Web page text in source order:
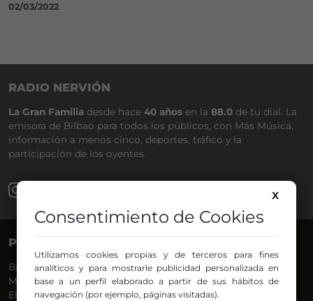
02/03/2022
RADIO NERVIÓN
La Gran Familia desde hace 40 años en la 88.0 de tu dial. La
emisora de Bilbao para todos los públicos, con Más Música,
información a menos cinco, deportes, tráfico y la
participación de los oyentes.
PROGRAMAS
Bilbosport
Más Música
El Madrugador
Agurtzane
Belén Ollero
Dani
X
Consentimiento de Cookies
Utilizamos cookies propias y de terceros para fines
analíticos y para mostrarle publicidad personalizada en
base a un perfil elaborado a partir de sus hábitos de
navegación (por ejemplo, páginas visitadas).